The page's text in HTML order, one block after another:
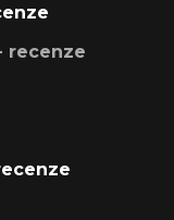
recenze